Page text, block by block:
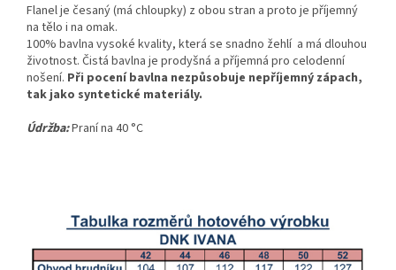
Flanel je česaný (má chloupky) z obou stran a proto je příjemný
na tělo i na omak.
100% bavlna vysoké kvality, která se snadno žehlí a má dlouhou
životnost. Čistá bavlna je prodyšná a příjemná pro celodenní
nošení. Při pocení bavlna nezpůsobuje nepříjemný zápach,
tak jako syntetické materiály.
Údržba:Praní na 40 °C